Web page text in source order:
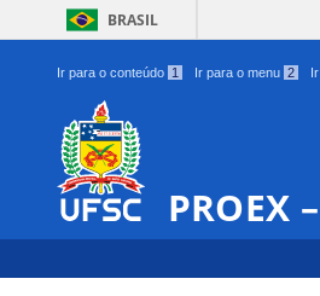
BRASIL
Ir para o conteúdo 1 Ir para o menu 2
PROEX